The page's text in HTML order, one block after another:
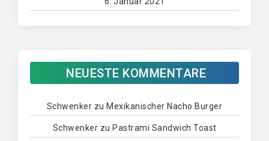
NEUESTE KOMMENTARE
Schwenker zu Mexikanischer Nacho Burger
Schwenker zu Pastrami Sandwich Toast